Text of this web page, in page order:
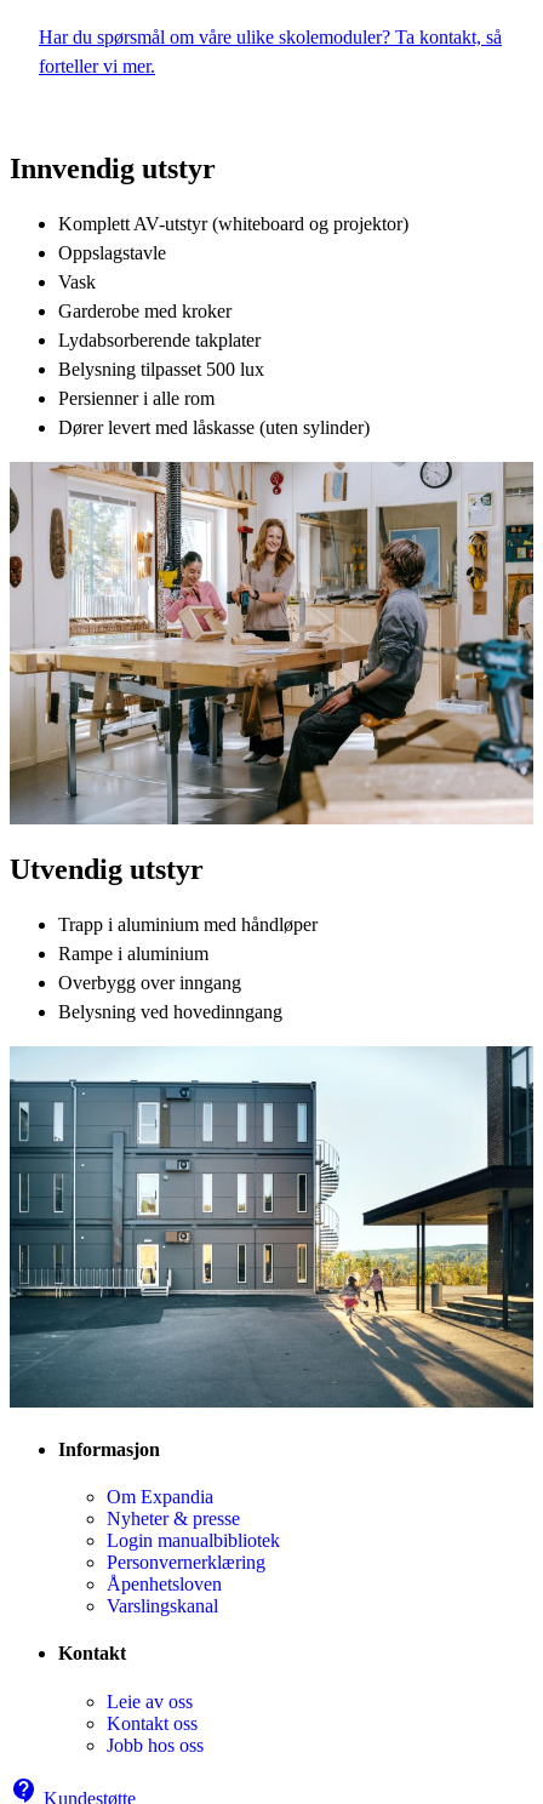
Har du spørsmål om våre ulike skolemoduler? Ta kontakt, så
forteller vi mer.
Innvendig utstyr
Komplett AV-utstyr (whiteboard og projektor)
Oppslagstavle
Vask
Garderobe med kroker
Lydabsorberende takplater
Belysning tilpasset 500 lux
Persienner i alle rom
Dører levert med låskasse (uten sylinder)
Utvendig utstyr
Trapp i aluminium med håndløper
Rampe i aluminium
Overbygg over inngang
Belysning ved hovedinngang
Informasjon
Om Expandia
Nyheter & presse
Login manualbibliotek
Personvernerklæring
Åpenhetsloven
Varslingskanal
Kontakt
Leie av oss
Kontakt oss
Jobb hos oss
Kundestøtte